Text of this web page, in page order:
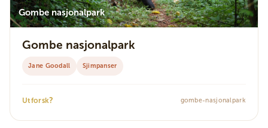
Gombe nasjonalpark
Gombe nasjonalpark
Jane Goodall Sjimpanser
Utforsk? gombe-nasjonalpark